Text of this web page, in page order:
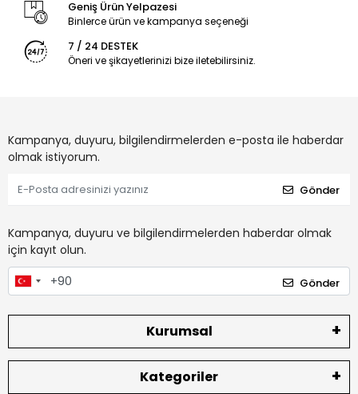
Geniş Ürün Yelpazesi
Binlerce ürün ve kampanya seçeneği
7 / 24 DESTEK
Öneri ve şikayetlerinizi bize iletebilirsiniz.
Kampanya, duyuru, bilgilendirmelerden e-posta ile haberdar
olmak istiyorum.
Gönder
Kampanya, duyuru ve bilgilendirmelerden haberdar olmak
için kayıt olun.
Gönder
Kurumsal
Kategoriler